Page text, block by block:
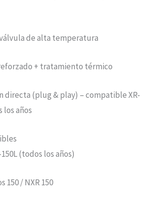
de alta temperatura
+ tratamiento térmico
directa (plug & play) – compatible XR-
los años
(todos los años)
150 / NXR 150